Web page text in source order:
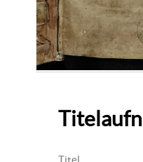
Titel